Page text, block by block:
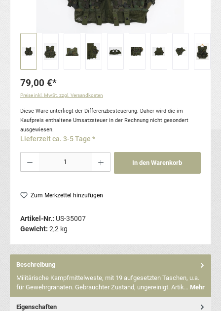
79,00 €*
Preise inkl. MwSt. zzgl. Versandkosten
Diese Ware unterliegt der Differenzbesteuerung. Daher wird die im
Kaufpreis enthaltene Umsatzsteuer in der Rechnung nicht gesondert
ausgewiesen.
Lieferzeit ca. 3-5 Tage *
In den Warenkorb
Zum Merkzettel hinzufügen
Artikel-Nr.: US-35007
Gewicht: 2,2 kg
Beschreibung
Militärische Kampfmittelweste, mit 19 aufgesetzten Taschen, u.a.
für Gewehrgranaten. Gebrauchter Zustand, ungereinigt. Artik… Mehr
Eigenschaften